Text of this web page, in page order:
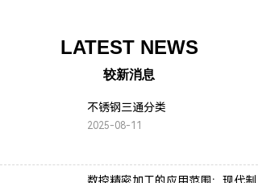
LATEST NEWS
较新消息
不锈钢三通分类
2025-08-11